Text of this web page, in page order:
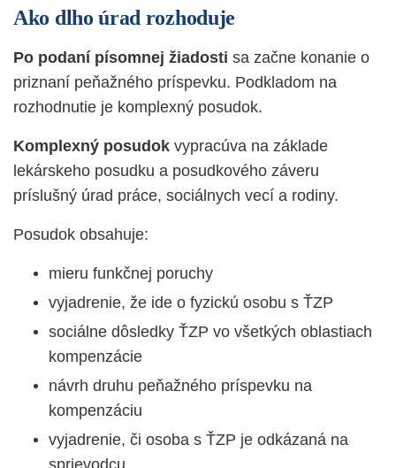
Ako dlho úrad rozhoduje
Po podaní písomnej žiadosti sa začne konanie o
priznaní peňažného príspevku. Podkladom na
rozhodnutie je komplexný posudok.
Komplexný posudok vypracúva na základe
lekárskeho posudku a posudkového záveru
príslušný úrad práce, sociálnych vecí a rodiny.
Posudok obsahuje:
mieru funkčnej poruchy
vyjadrenie, že ide o fyzickú osobu s ŤZP
sociálne dôsledky ŤZP vo všetkých oblastiach
kompenzácie
návrh druhu peňažného príspevku na
kompenzáciu
vyjadrenie, či osoba s ŤZP je odkázaná na